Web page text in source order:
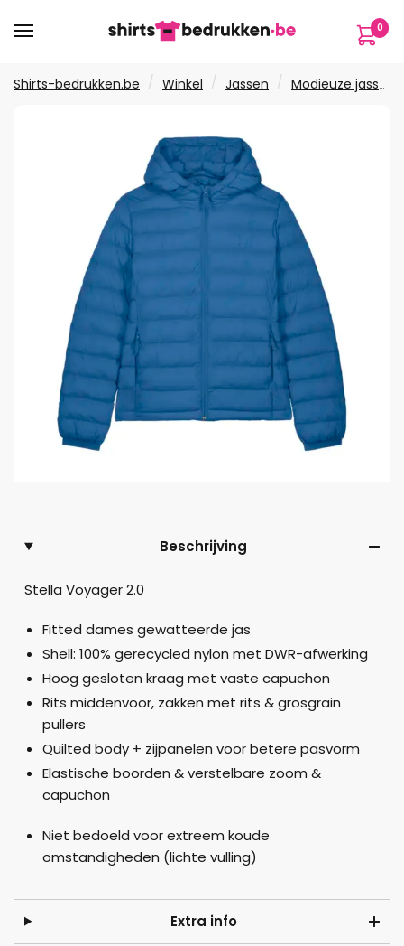
naar
naar
inhoud
0
Shirts-bedrukken.be / Winkel / Jassen / Modieuze jassen
Beschrijving
Stella Voyager 2.0
Fitted dames gewatteerde jas
Shell: 100% gerecycled nylon met DWR-afwerking
Hoog gesloten kraag met vaste capuchon
Rits middenvoor, zakken met rits & grosgrain
pullers
Quilted body + zijpanelen voor betere pasvorm
Elastische boorden & verstelbare zoom &
capuchon
Niet bedoeld voor extreem koude
omstandigheden (lichte vulling)
Extra info